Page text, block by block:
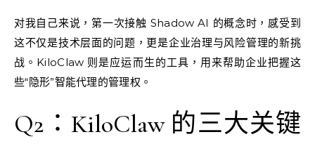
对我自己来说，第一次接触 Shadow AI 的概念时，感受到
这不仅是技术层面的问题，更是企业治理与风险管理的新挑
战。KiloClaw 则是应运而生的工具，用来帮助企业把握这
些“隐形”智能代理的管理权。
Q2：KiloClaw 的三大关键